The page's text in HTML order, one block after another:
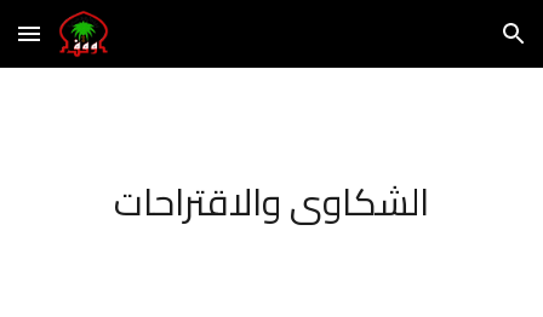
Skip to main content Skip to navigation
الشكاوى والاقتراحات